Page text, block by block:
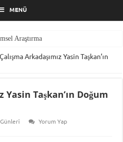
MENÜ
Araştırma
Çalışma Arkadaşımız Yasin Taşkan’ın
Yasin Taşkan’ın Doğum
Yorum Yap